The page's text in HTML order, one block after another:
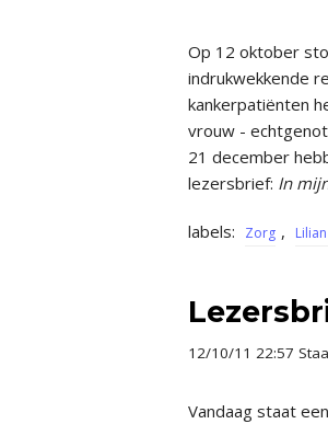
Op 12 oktober
indrukwekkende
kankerpatiënten
vrouw -
21 december
lezersbrief: In
labels: Zorg ,
12/10/11 22:57
Vandaag staat